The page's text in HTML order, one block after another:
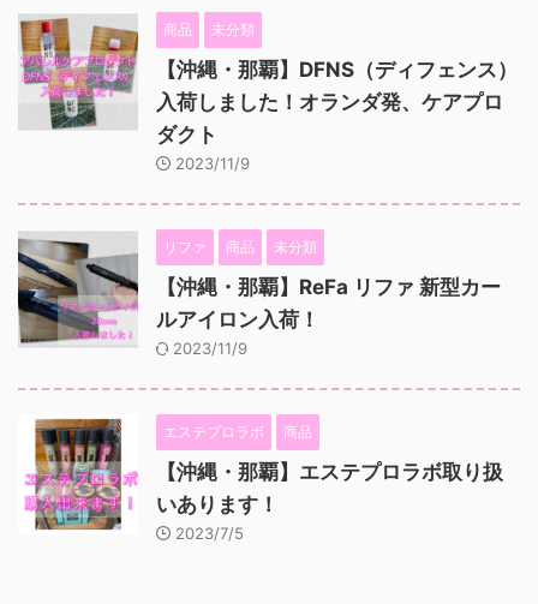
商品 未分類
【沖縄・那覇】DFNS（ディフェンス）
入荷しました！オランダ発、ケアプロ
ダクト
2023/11/9
リファ 商品 未分類
【沖縄・那覇】ReFa リファ 新型カー
ルアイロン入荷！
2023/11/9
エステプロラボ 商品
【沖縄・那覇】エステプロラボ取り扱
いあります！
2023/7/5